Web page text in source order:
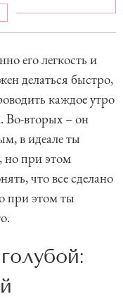
его легкость и
делаться быстро,
каждое утро
Во-вторых – он
в идеале ты
но при этом
что все сделано
при этом ты